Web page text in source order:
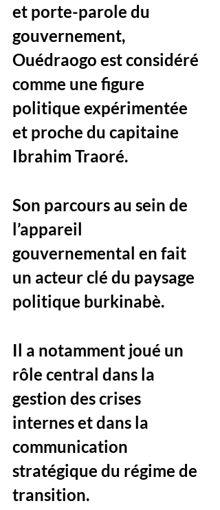
et porte-parole du
gouvernement,
Ouédraogo est considéré
comme une figure
politique expérimentée
et proche du capitaine
Ibrahim Traoré.
Son parcours au sein de
l’appareil
gouvernemental en fait
un acteur clé du paysage
politique burkinabè.
Il a notamment joué un
rôle central dans la
gestion des crises
internes et dans la
communication
stratégique du régime de
transition.